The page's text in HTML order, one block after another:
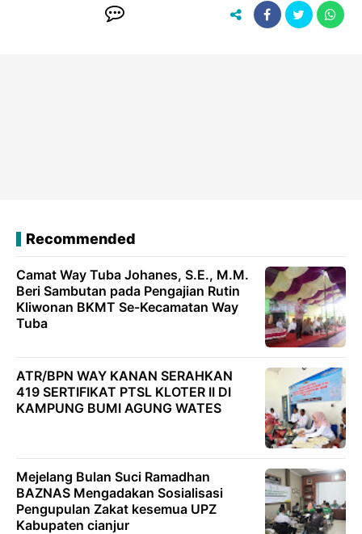
Recommended
Camat Way Tuba Johanes, S.E., M.M.
Beri Sambutan pada Pengajian Rutin
Kliwonan BKMT Se-Kecamatan Way
Tuba
ATR/BPN WAY KANAN SERAHKAN
419 SERTIFIKAT PTSL KLOTER II DI
KAMPUNG BUMI AGUNG WATES
Mejelang Bulan Suci Ramadhan
BAZNAS Mengadakan Sosialisasi
Pengupulan Zakat kesemua UPZ
Kabupaten cianjur